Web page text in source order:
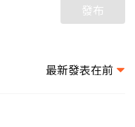
發布
最新發表在前